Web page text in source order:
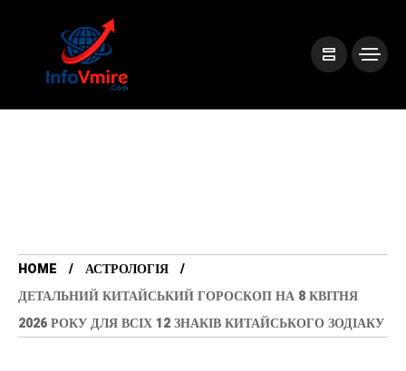
HOME
АСТРОЛОГІЯ
ДЕТАЛЬНИЙ КИТАЙСЬКИЙ ГОРОСКОП НА 8 КВІТНЯ
2026 РОКУ ДЛЯ ВСІХ 12 ЗНАКІВ КИТАЙСЬКОГО ЗОДІАКУ